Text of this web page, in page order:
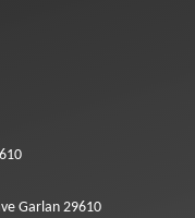
Garlan 29610